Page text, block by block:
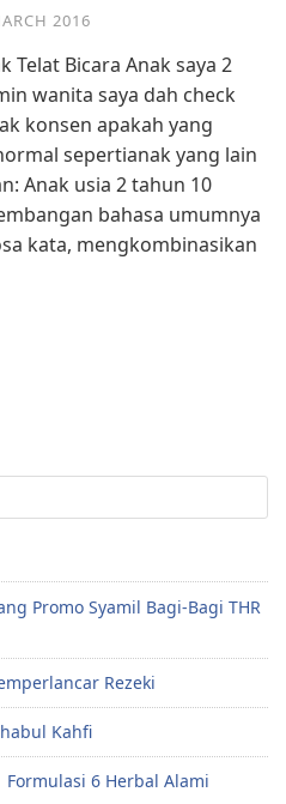
2016
Telat Bicara Anak saya 2
wanita saya dah check
konsen apakah yang
sepertianak yang lain
Anak usia 2 tahun 10
bahasa umumnya
kata, mengkombinasikan
Promo Syamil Bagi-Bagi THR
Rezeki
Kahfi
Formulasi 6 Herbal Alami